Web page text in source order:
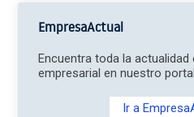
EmpresaActual
Encuentra toda la
empresarial en nuestro
Ir a